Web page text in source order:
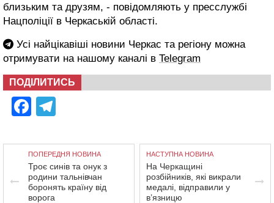
близьким та друзям, - повідомляють у пресслужбі
Нацполіції в Черкаській області.
Усі найцікавіші новини Черкас та регіону можна
отримувати на нашому каналі в Telegram
ПОДІЛИТИСЬ
Facebook
ПОПЕРЕДНЯ НОВИНА
Троє синів та онук з
родини тальнівчан
боронять країну від
ворога
НАСТУПНА НОВИНА
На Черкащині
розбійників, які викрали
медалі, відправили у
в’язницю